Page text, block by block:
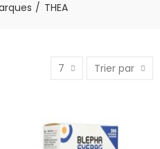
THEA
7 Trier par